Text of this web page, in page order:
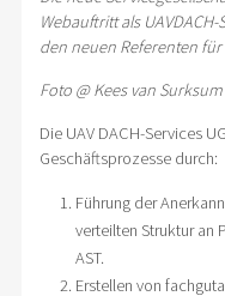
Webauftritt als UAVDACH-
den neuen Referenten
Foto @ Kees van Surksum
Die UAV DACH-Services
Geschäftsprozesse durch:
Führung der
verteilten Struktur an
AST.
Erstellen von